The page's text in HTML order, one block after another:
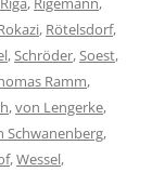
, Rötelsdorf,
,Schröder,Soest,
Ramm,
,von Lengerke,
Schwanenberg,
,Wessel,